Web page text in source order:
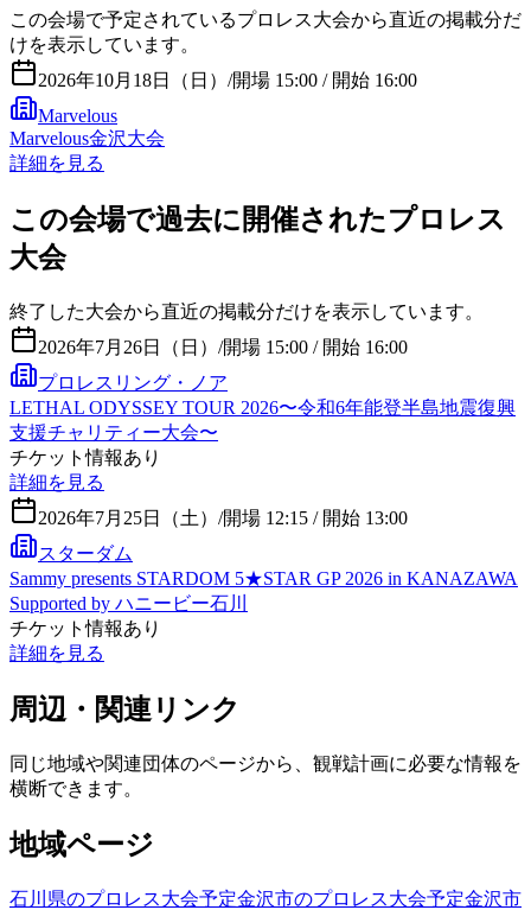
この会場で予定されているプロレス大会から直近の掲載分だ
けを表示しています。
2026年10月18日（日） /開場 15:00 / 開始 16:00
Marvelous
Marvelous金沢大会
詳細を見る
この会場で過去に開催されたプロレス
大会
終了した大会から直近の掲載分だけを表示しています。
2026年7月26日（日） /開場 15:00 / 開始 16:00
プロレスリング・ノア
LETHAL ODYSSEY TOUR 2026〜令和6年能登半島地震復興
支援チャリティー大会〜
チケット情報あり
詳細を見る
2026年7月25日（土） /開場 12:15 / 開始 13:00
スターダム
Sammy presents STARDOM 5★STAR GP 2026 in KANAZAWA
Supported by ハニービー石川
チケット情報あり
詳細を見る
周辺・関連リンク
同じ地域や関連団体のページから、観戦計画に必要な情報を
横断できます。
地域ページ
石川県のプロレス大会予定金沢市のプロレス大会予定金沢市